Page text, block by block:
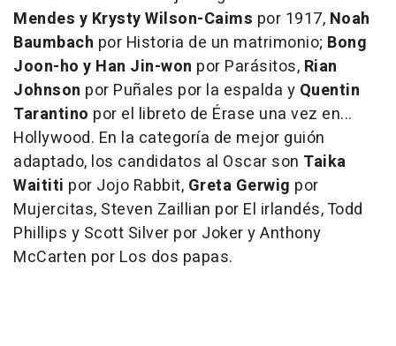
Mendes y Krysty Wilson-Caims por 1917, Noah
Baumbach por Historia de un matrimonio; Bong
Joon-ho y Han Jin-won por Parásitos, Rian
Johnson por Puñales por la espalda y Quentin
Tarantino por el libreto de Érase una vez en...
Hollywood. En la categoría de mejor guión
adaptado, los candidatos al Oscar son Taika
Waititi por Jojo Rabbit, Greta Gerwig por
Mujercitas, Steven Zaillian por El irlandés, Todd
Phillips y Scott Silver por Jokery Anthony
McCarten por Los dos papas.